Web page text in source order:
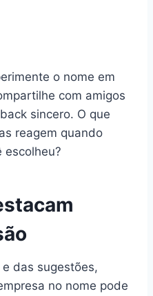
o nome em
com amigos
sincero. O que
reagem quando
escolheu?
das sugestões,
no nome pode